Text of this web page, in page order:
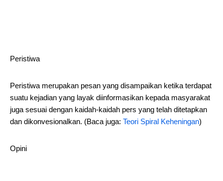
Peristiwa
Peristiwa merupakan pesan yang disampaikan ketika terdapat
suatu kejadian yang layak diinformasikan kepada masyarakat
juga sesuai dengan kaidah-kaidah pers yang telah ditetapkan
dan dikonvesionalkan. (Baca juga: Teori Spiral Keheningan)
Opini